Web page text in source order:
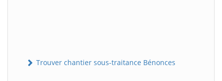
Trouver chantier sous-traitance Bénonces